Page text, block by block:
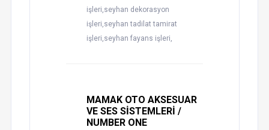
işleri,seyhan dekorasyon
işleri,seyhan tadilat tamirat
işleri,seyhan fayans işleri,
MAMAK OTO AKSESUAR
VE SES SİSTEMLERİ /
NUMBER ONE